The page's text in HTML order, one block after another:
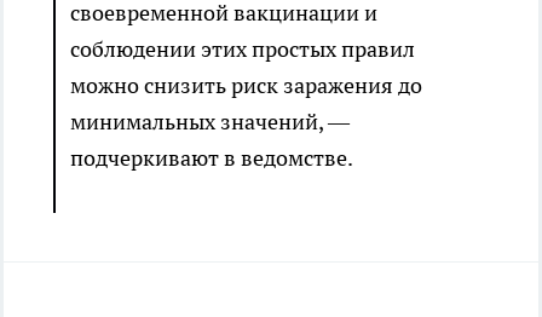
своевременной вакцинации и
соблюдении этих простых правил
можно снизить риск заражения до
минимальных значений, —
подчеркивают в ведомстве.